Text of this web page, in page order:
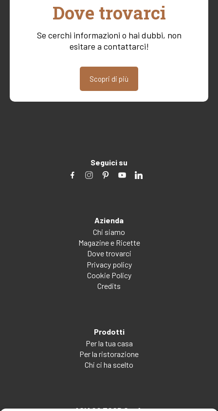
Dove trovarci
Se cerchi informazioni o hai dubbi, non
esitare a contattarci!
Scopri di più
Seguici su
Azienda
Chi siamo
Magazine e Ricette
Dove trovarci
Privacy policy
Cookie Policy
Credits
Prodotti
Per la tua casa
Per la ristorazione
Chi ci ha scelto